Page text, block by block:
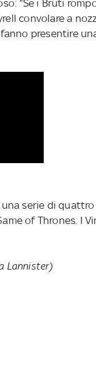
“Se i Bruti
convolare a
presentire
serie di
of Thrones. I
Lannister)